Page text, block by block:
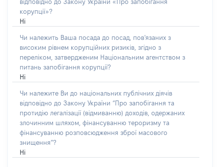
відповідно до Закону України «Про запобігання
корупції»?
Ні
Чи належить Ваша посада до посад, пов'язаних з
високим рівнем корупційних ризиків, згідно з
переліком, затвердженим Національним агентством з
питань запобігання корупції?
Ні
Чи належите Ви до національних публічних діячів
відповідно до Закону України “Про запобігання та
протидію легалізації (відмиванню) доходів, одержаних
злочинним шляхом, фінансуванню тероризму та
фінансуванню розповсюдження зброї масового
знищення”?
Ні